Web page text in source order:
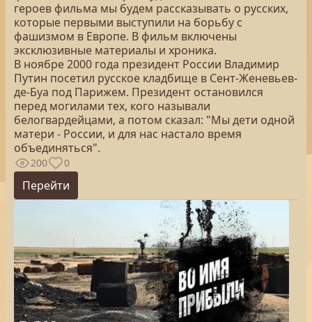
героев фильма мы будем рассказывать о русских,
которые первыми выступили на борьбу с
фашизмом в Европе. В фильм включены
эксклюзивные материалы и хроника.
В ноябре 2000 года президент России Владимир
Путин посетил русское кладбище в Сент-Женевьев-
де-Буа под Парижем. Президент остановился
перед могилами тех, кого называли
белогвардейцами, а потом сказал: "Мы дети одной
матери - России, и для нас настало время
объединяться".
200 0
Перейти